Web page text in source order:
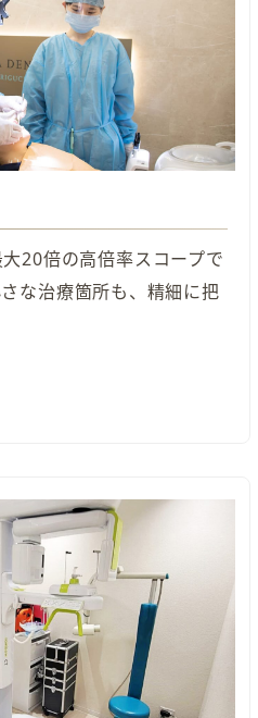
20倍の高倍率スコープで
な治療箇所も、精細に把